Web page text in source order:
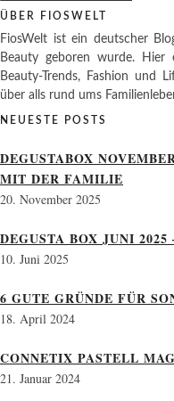
ÜBER FIOSWELT
FiosWelt ist ein deutscher
Beauty geboren wurde.
Beauty-Trends, Fashion und
über alls rund ums
NEUESTE POSTS
DEGUSTABOX
MIT DER FAMILIE
20. November 2025
DEGUSTA BOX JUNI
10. Juni 2025
6 GUTE GRÜNDE FÜR
18. April 2024
CONNETIX PASTELL
21. Januar 2024